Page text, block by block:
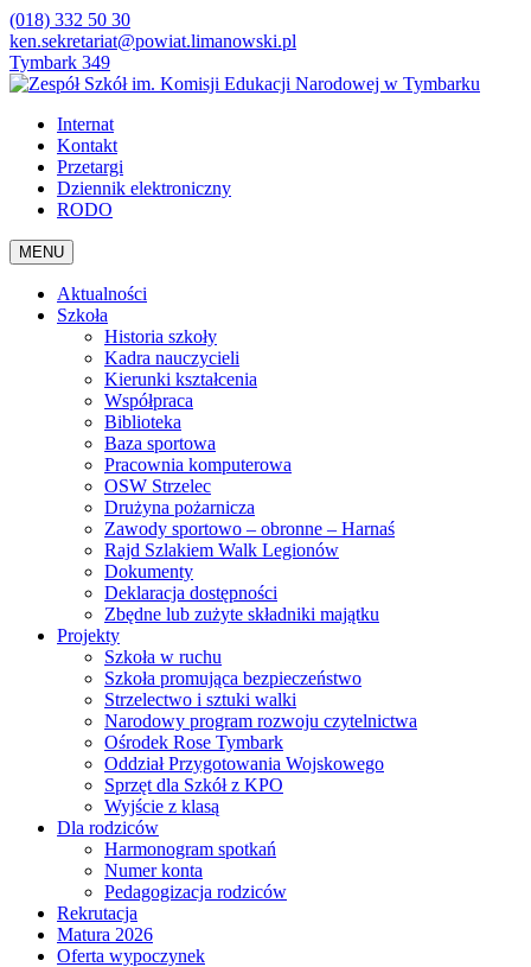
(018) 332 50 30
ken.sekretariat@powiat.limanowski.pl
Tymbark 349
Internat
Kontakt
Przetargi
Dziennik elektroniczny
RODO
MENU
Aktualności
Szkoła
Historia szkoły
Kadra nauczycieli
Kierunki kształcenia
Współpraca
Biblioteka
Baza sportowa
Pracownia komputerowa
OSW Strzelec
Drużyna pożarnicza
Zawody sportowo – obronne – Harnaś
Rajd Szlakiem Walk Legionów
Dokumenty
Deklaracja dostępności
Zbędne lub zużyte składniki majątku
Projekty
Szkoła w ruchu
Szkoła promująca bezpieczeństwo
Strzelectwo i sztuki walki
Narodowy program rozwoju czytelnictwa
Ośrodek Rose Tymbark
Oddział Przygotowania Wojskowego
Sprzęt dla Szkół z KPO
Wyjście z klasą
Dla rodziców
Harmonogram spotkań
Numer konta
Pedagogizacja rodziców
Rekrutacja
Matura 2026
Oferta wypoczynek